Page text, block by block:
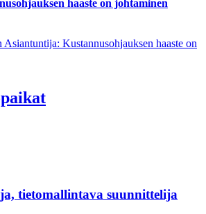
haaste on johtaminen
Kustannusohjauksen haaste on
tietomallintava suunnittelija